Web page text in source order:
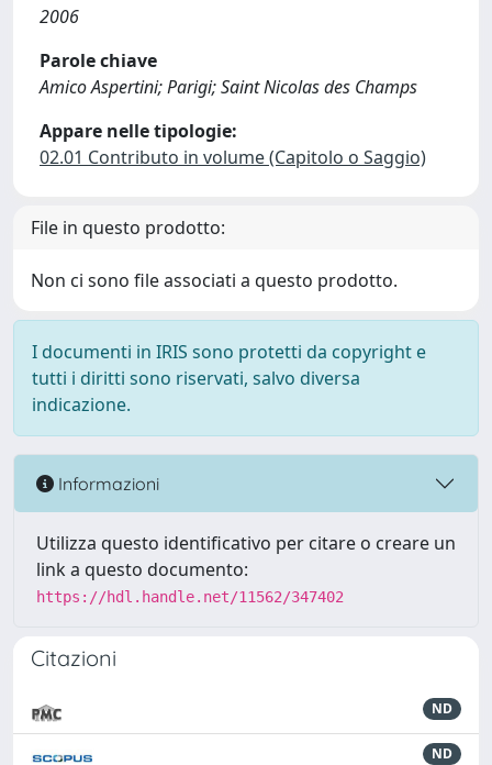
2006
Parole chiave
Amico Aspertini; Parigi; Saint Nicolas des Champs
Appare nelle tipologie:
02.01 Contributo in volume (Capitolo o Saggio)
File in questo prodotto:
Non ci sono file associati a questo prodotto.
I documenti in IRIS sono protetti da copyright e
tutti i diritti sono riservati, salvo diversa
indicazione.
Informazioni
Utilizza questo identificativo per citare o creare un
link a questo documento:
https://hdl.handle.net/11562/347402
Citazioni
ND
ND